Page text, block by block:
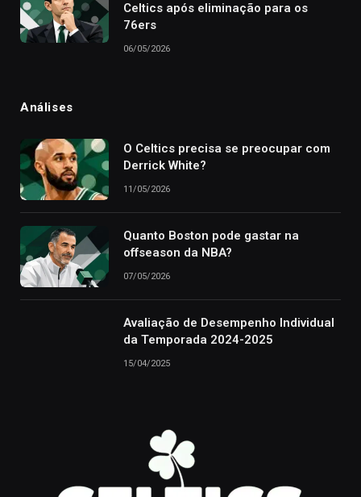
Celtics após eliminação para os
76ers
06/05/2026
Análises
O Celtics precisa se preocupar com
Derrick White?
11/05/2026
Quanto Boston pode gastar na
offseason da NBA?
07/05/2026
Avaliação de Desempenho Individual
da Temporada 2024-2025
15/04/2025